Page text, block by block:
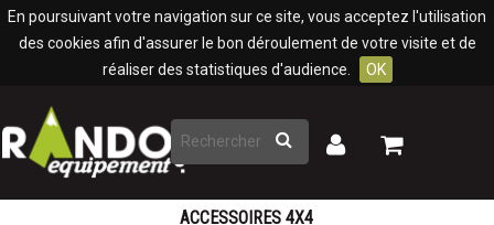
En poursuivant votre navigation sur ce site, vous acceptez l'utilisation
des cookies afin d'assurer le bon déroulement de votre visite et de
réaliser des statistiques d'audience.
OK
Rechercher
Mon
Mon
ACCESSOIRES 4X4
Panneau de gestion des cookies